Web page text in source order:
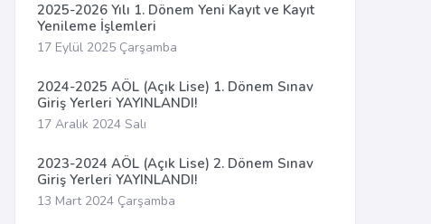
2025-2026 Yılı 1. Dönem Yeni Kayıt ve Kayıt
Yenileme İşlemleri
17 Eylül 2025 Çarşamba
2024-2025 AÖL (Açık Lise) 1. Dönem Sınav
Giriş Yerleri YAYINLANDI!
17 Aralık 2024 Salı
2023-2024 AÖL (Açık Lise) 2. Dönem Sınav
Giriş Yerleri YAYINLANDI!
13 Mart 2024 Çarşamba